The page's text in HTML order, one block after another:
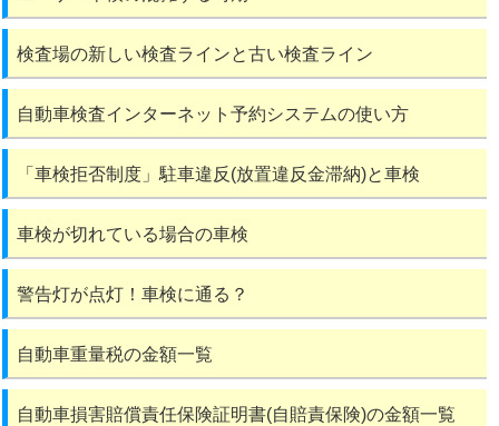
検査場の新しい検査ラインと古い検査ライン
自動車検査インターネット予約システムの使い方
「車検拒否制度」駐車違反(放置違反金滞納)と車検
車検が切れている場合の車検
警告灯が点灯！車検に通る？
自動車重量税の金額一覧
自動車損害賠償責任保険証明書(自賠責保険)の金額一覧